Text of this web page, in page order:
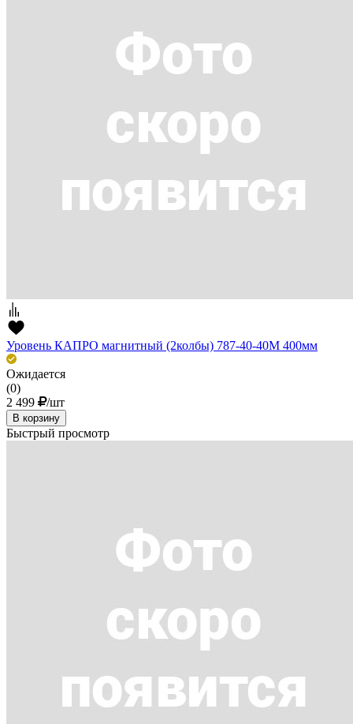
Уровень КАПРО магнитный (2колбы) 787-40-40М 400мм
Ожидается
(0)
2 499
/шт
В корзину
Быстрый просмотр